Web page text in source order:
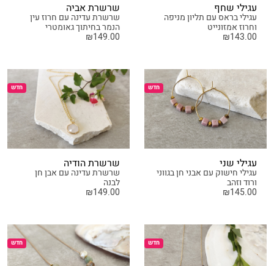
עגילי שחף
עגילי בראס עם תליון מניפה
וחרוז אמזונייט
₪143.00
שרשרת אביה
שרשרת עדינה עם חרוז עין
הנמר בחיתוך גאומטרי
₪149.00
חדש
עגילי שני
עגילי חישוק עם אבני חן בגווני
ורוד וזהב
₪145.00
חדש
שרשרת הודיה
שרשרת עדינה עם אבן חן
לבנה
₪149.00
חדש חדש